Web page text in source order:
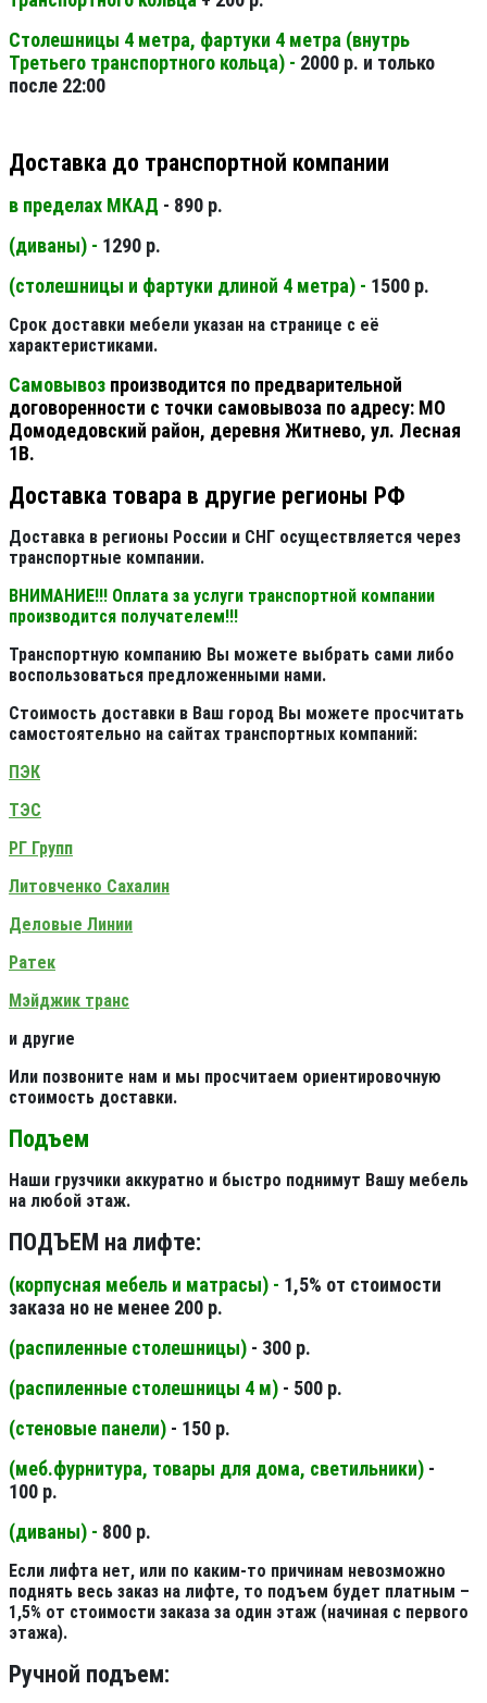
Столешницы 4 метра, фартуки 4 метра (внутрь
Третьего транспортного кольца) - 2000 р. и только
после 22:00
Доставка до транспортной компании
в пределах МКАД - 890 р.
(диваны) - 1290 р.
(столешницы и фартуки длиной 4 метра) - 1500 р.
Срок доставки мебели указан на странице с её
характеристиками.
Самовывоз производится по предварительной
договоренности с точки самовывоза по адресу: МО
Домодедовский район, деревня Житнево, ул. Лесная
1В.
Доставка товара в другие регионы РФ
Доставка в регионы России и СНГ осуществляется через
транспортные компании.
ВНИМАНИЕ!!! Оплата за услуги транспортной компании
производится получателем!!!
Транспортную компанию Вы можете выбрать сами либо
воспользоваться предложенными нами.
Стоимость доставки в Ваш город Вы можете просчитать
самостоятельно на сайтах транспортных компаний:
ПЭК
ТЭС
РГ Групп
Литовченко Сахалин
Деловые Линии
Ратек
Мэйджик транс
и другие
Или позвоните нам и мы просчитаем ориентировочную
стоимость доставки.
Подъем
Наши грузчики аккуратно и быстро поднимут Вашу мебель
на любой этаж.
ПОДЪЕМ на лифте:
(корпусная мебель и матрасы) - 1,5% от стоимости
заказа но не менее 200 р.
(распиленные столешницы) - 300 р.
(распиленные столешницы 4 м) - 500 р.
(стеновые панели) - 150 р.
(меб.фурнитура, товары для дома, светильники) -
100 р.
(диваны) - 800 р.
Если лифта нет, или по каким-то причинам невозможно
поднять весь заказ на лифте, то подъем будет платным –
1,5% от стоимости заказа за один этаж (начиная с первого
этажа).
Ручной подъем: